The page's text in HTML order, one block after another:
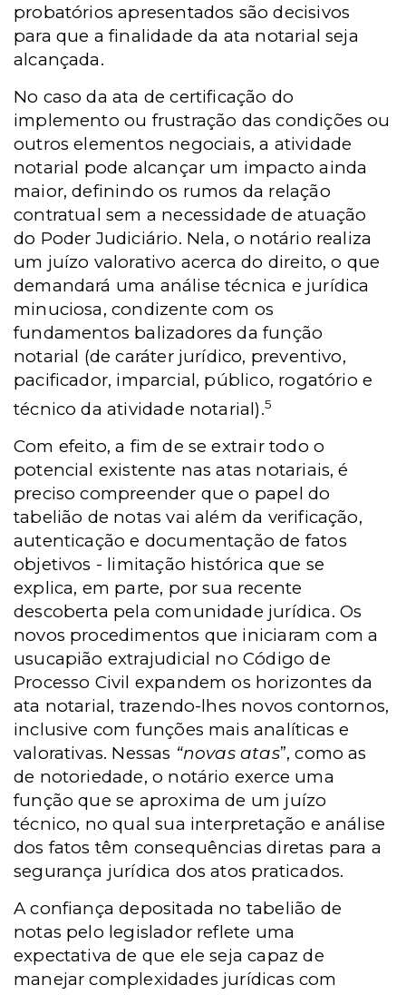
probatórios apresentados são decisivos
para que a finalidade da ata notarial seja
alcançada.
No caso da ata de certificação do
implemento ou frustração das condições ou
outros elementos negociais, a atividade
notarial pode alcançar um impacto ainda
maior, definindo os rumos da relação
contratual sem a necessidade de atuação
do Poder Judiciário. Nela, o notário realiza
um juízo valorativo acerca do direito, o que
demandará uma análise técnica e jurídica
minuciosa, condizente com os
fundamentos balizadores da função
notarial (de caráter jurídico, preventivo,
pacificador, imparcial, público, rogatório e
técnico da atividade notarial).5
Com efeito, a fim de se extrair todo o
potencial existente nas atas notariais, é
preciso compreender que o papel do
tabelião de notas vai além da verificação,
autenticação e documentação de fatos
objetivos - limitação histórica que se
explica, em parte, por sua recente
descoberta pela comunidade jurídica. Os
novos procedimentos que iniciaram com a
usucapião extrajudicial no Código de
Processo Civil expandem os horizontes da
ata notarial, trazendo-lhes novos contornos,
inclusive com funções mais analíticas e
valorativas. Nessas “novas atas”, como as
de notoriedade, o notário exerce uma
função que se aproxima de um juízo
técnico, no qual sua interpretação e análise
dos fatos têm consequências diretas para a
segurança jurídica dos atos praticados.
A confiança depositada no tabelião de
notas pelo legislador reflete uma
expectativa de que ele seja capaz de
manejar complexidades jurídicas com